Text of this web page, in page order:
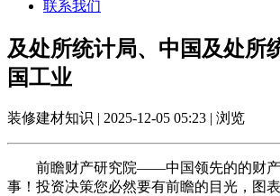
联系我们
及处所统计局、中国及处所
国工业
装修建材知识 | 2025-12-05 05:23 | 浏览
前瞻财产研究院——中国领先的的财产
事！投资决策您必然要有前瞻的目光，图